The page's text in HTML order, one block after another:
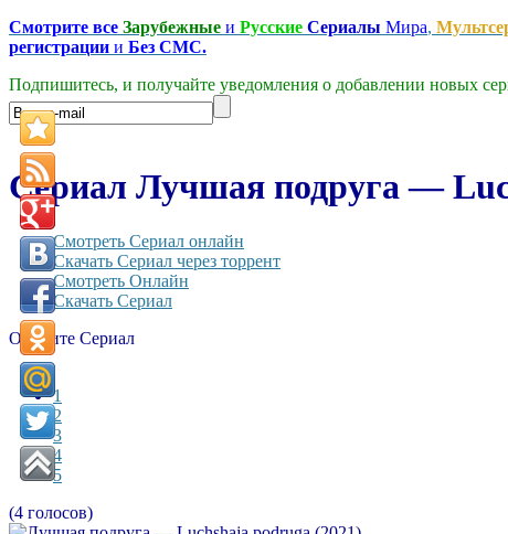
Смотрите все Зарубежные и Русские Сериалы Мира,
регистрации и Без СМС.
Подпишитесь, и получайте уведомления о добавлении новых
Сериал Лучшая подруга —
Смотреть Сериал онлайн
Скачать Сериал через торрент
Смотреть Онлайн
Скачать Сериал
Оцените Сериал
1
2
3
4
5
(4 голосов)